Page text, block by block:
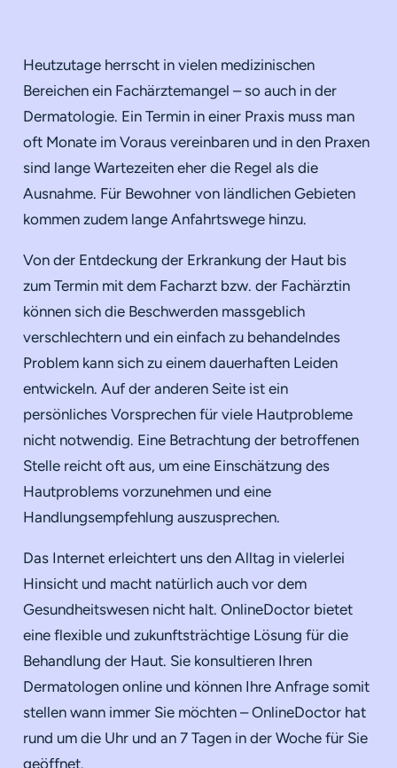
Heutzutage herrscht in vielen medizinischen
Bereichen ein Fachärztemangel – so auch in der
Dermatologie. Ein Termin in einer Praxis muss man
oft Monate im Voraus vereinbaren und in den Praxen
sind lange Wartezeiten eher die Regel als die
Ausnahme. Für Bewohner von ländlichen Gebieten
kommen zudem lange Anfahrtswege hinzu.
Von der Entdeckung der Erkrankung der Haut bis
zum Termin mit dem Facharzt bzw. der Fachärztin
können sich die Beschwerden massgeblich
verschlechtern und ein einfach zu behandelndes
Problem kann sich zu einem dauerhaften Leiden
entwickeln. Auf der anderen Seite ist ein
persönliches Vorsprechen für viele Hautprobleme
nicht notwendig. Eine Betrachtung der betroffenen
Stelle reicht oft aus, um eine Einschätzung des
Hautproblems vorzunehmen und eine
Handlungsempfehlung auszusprechen.
Das Internet erleichtert uns den Alltag in vielerlei
Hinsicht und macht natürlich auch vor dem
Gesundheitswesen nicht halt. OnlineDoctor bietet
eine flexible und zukunftsträchtige Lösung für die
Behandlung der Haut. Sie konsultieren Ihren
Dermatologen online und können Ihre Anfrage somit
stellen wann immer Sie möchten – OnlineDoctor hat
rund um die Uhr und an 7 Tagen in der Woche für Sie
geöffnet.